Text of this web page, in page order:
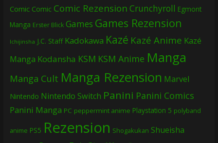
Comic Comic Comic Rezension Crunchyroll Egmont
Manga Erster Blick Games Games Rezension
Ichijinsha J.C. Staff Kadokawa Kazé Kazé Anime Kazé
Manga Kodansha KSM KSM Anime Manga
Manga Cult Manga Rezension Marvel
Nintendo Nintendo Switch Panini Panini Comics
Panini Manga PC peppermint anime Playstation 5 polyband
anime PS5 Rezension Shogakukan Shueisha